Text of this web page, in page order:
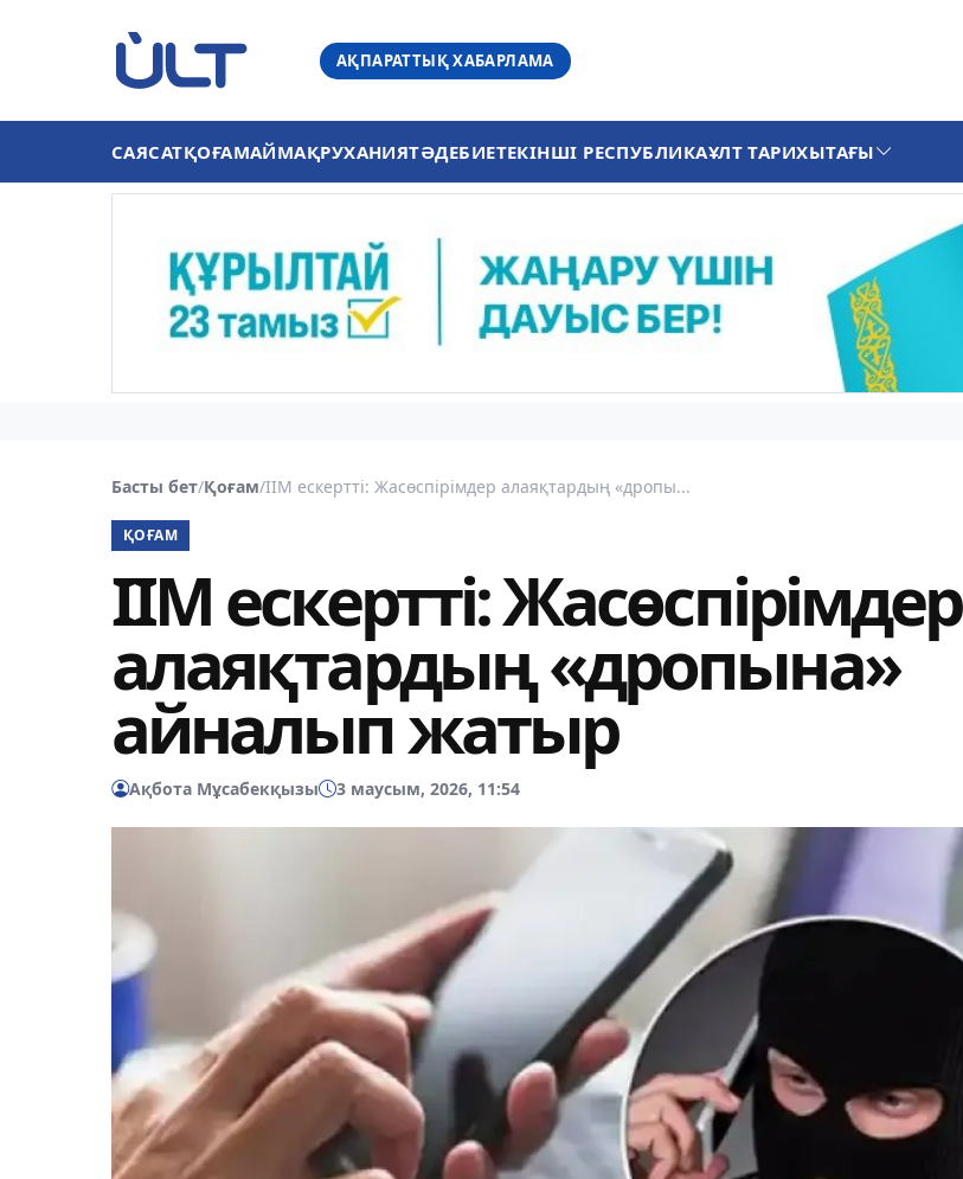
АҚПАРАТТЫҚ ХАБАРЛАМА
САЯСАТҚОҒАМАЙМАҚРУХАНИЯТӘДЕБИЕТЕКІНШІ РЕСПУБЛИКАҰЛТ ТАРИХЫТАҒЫ
Басты бет/Қоғам/ІІМ ескертті: Жасөспірімдер алаяқтардың «дропы...
ҚОҒАМ
ІІМ ескертті: Жасөспірімдер
алаяқтардың «дропына»
айналып жатыр
Ақбота Мұсабекқызы 3 маусым, 2026, 11:54